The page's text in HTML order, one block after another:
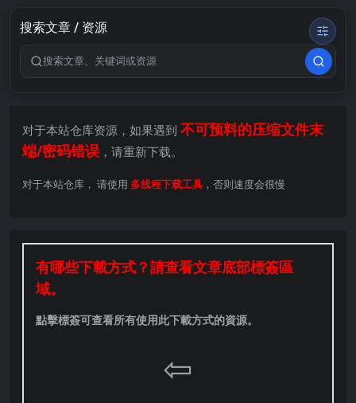
搜索文章 / 资源
搜索关键词
对于本站仓库资源，如果遇到 不可预料的压缩文件末
端/密码错误 ，请重新下载。
对于本站仓库， 请使用 多线程下载工具 ，否则速度会很慢
有哪些下載方式？請查看文章底部標簽區
域。
點擊標簽可查看所有使用此下載方式的資源。
⇦